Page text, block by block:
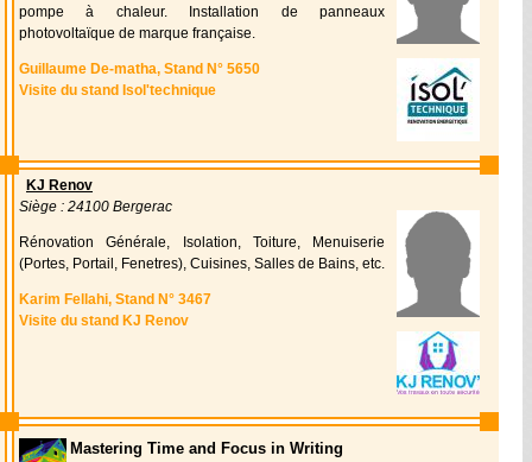
pompe à chaleur. Installation de panneaux
photovoltaïque de marque française.
Guillaume De-matha, Stand N° 5650
Visite du stand Isol'technique
KJ Renov
Siège : 24100 Bergerac
Rénovation Générale, Isolation, Toiture, Menuiserie
(Portes, Portail, Fenetres), Cuisines, Salles de Bains, etc.
Karim Fellahi, Stand N° 3467
Visite du stand KJ Renov
Mastering Time and Focus in Writing